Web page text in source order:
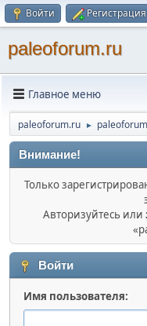
Войти Регистрация
paleoforum.ru
Главное меню
paleoforum.ru ►
Внимание!
Только
Авторизуйтесь или
Войти
Имя пользователя: